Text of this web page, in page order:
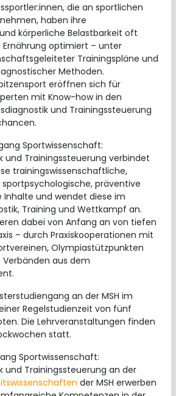
die an sportlichen
haben ihre
körperliche Belastbarkeit oft
optimiert – unter
Trainingspläne und
Methoden.
eröffnen sich für
mit Know-how in den
und Trainingssteuerung
Sportwissenschaft:
und Trainingssteuerung verbindet
trainingswissenschaftliche,
präventive
Inhalte und wendet diese im
Training und Wettkampf an.
dabei von Anfang an von tiefen
– durch Praxiskooperationen mit
Olympiastützpunkten
aus dem
an der MSH im
Regelstudienzeit von fünf
Die Lehrveranstaltungen finden
statt.
Sportwissenschaft:
und Trainingssteuerung an der
der MSH erwerben